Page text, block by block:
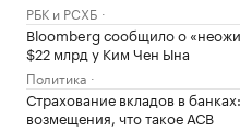
РБК и РСХБ
Bloomberg сообщило о
$22 млрд у Ким Чен Ына
Политика
Страхование вкладов в
возмещения, что такое АСВ